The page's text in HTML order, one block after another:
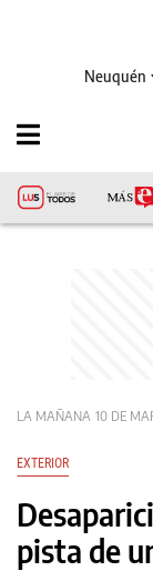
Neuquén
LA MAÑANA 10 DE
EXTERIOR
pista de